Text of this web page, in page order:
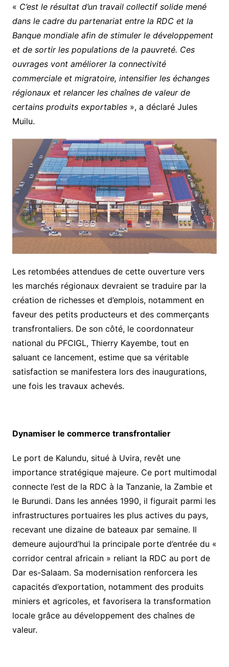
« C’est le résultat d’un travail collectif solide mené
dans le cadre du partenariat entre la RDC et la
Banque mondiale afin de stimuler le développement
et de sortir les populations de la pauvreté. Ces
ouvrages vont améliorer la connectivité
commerciale et migratoire, intensifier les échanges
régionaux et relancer les chaînes de valeur de
certains produits exportables », a déclaré Jules
Muilu.
Les retombées attendues de cette ouverture vers
les marchés régionaux devraient se traduire par la
création de richesses et d’emplois, notamment en
faveur des petits producteurs et des commerçants
transfrontaliers. De son côté, le coordonnateur
national du PFCIGL, Thierry Kayembe, tout en
saluant ce lancement, estime que sa véritable
satisfaction se manifestera lors des inaugurations,
une fois les travaux achevés.
Dynamiser le commerce transfrontalier
Le port de Kalundu, situé à Uvira, revêt une
importance stratégique majeure. Ce port multimodal
connecte l’est de la RDC à la Tanzanie, la Zambie et
le Burundi. Dans les années 1990, il figurait parmi les
infrastructures portuaires les plus actives du pays,
recevant une dizaine de bateaux par semaine. Il
demeure aujourd’hui la principale porte d’entrée du «
corridor central africain » reliant la RDC au port de
Dar es-Salaam. Sa modernisation renforcera les
capacités d’exportation, notamment des produits
miniers et agricoles, et favorisera la transformation
locale grâce au développement des chaînes de
valeur.